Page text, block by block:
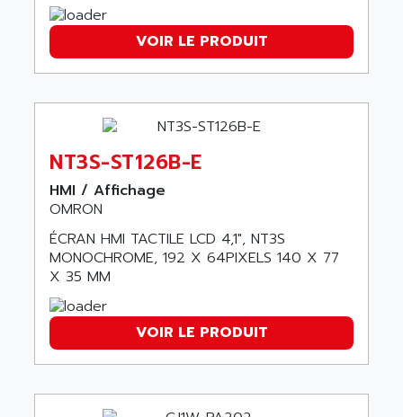
MIDIMASTER VECTOR
MIDIMASTER
TELEFAST ABE7
AT
AB2
MOVITRON
SMC100
690 SERIE
ECODRIVE
CHARGEUR
SINUMERIK 802
AMC
AMDV
AMERICAN DYNAMICS
AMERICAN MEGATRENDS
AMERICAN MICROSEMICONDUCTOR
AMERICAN MICROSEMICONDUCTOR INC
AMERICAN SIGMA
AMERICAN STD INC
AMERSHAM
AMET
AMETEK
AMETHERM
AMI SEMICONDUCTOR
AMIC TECHNOLOGY
VOIR LE PRODUIT
NT3S-ST126B-E
HMI / Affichage
OMRON
ÉCRAN HMI TACTILE LCD 4,1", NT3S
MONOCHROME, 192 X 64PIXELS 140 X 77
X 35 MM
VOIR LE PRODUIT